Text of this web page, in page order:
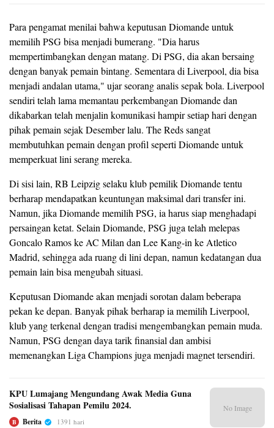
Para pengamat menilai bahwa keputusan Diomande untuk
memilih PSG bisa menjadi bumerang. "Dia harus
mempertimbangkan dengan matang. Di PSG, dia akan bersaing
dengan banyak pemain bintang. Sementara di Liverpool, dia bisa
menjadi andalan utama," ujar seorang analis sepak bola. Liverpool
sendiri telah lama memantau perkembangan Diomande dan
dikabarkan telah menjalin komunikasi hampir setiap hari dengan
pihak pemain sejak Desember lalu. The Reds sangat
membutuhkan pemain dengan profil seperti Diomande untuk
memperkuat lini serang mereka.
Di sisi lain, RB Leipzig selaku klub pemilik Diomande tentu
berharap mendapatkan keuntungan maksimal dari transfer ini.
Namun, jika Diomande memilih PSG, ia harus siap menghadapi
persaingan ketat. Selain Diomande, PSG juga telah melepas
Goncalo Ramos ke AC Milan dan Lee Kang-in ke Atletico
Madrid, sehingga ada ruang di lini depan, namun kedatangan dua
pemain lain bisa mengubah situasi.
Keputusan Diomande akan menjadi sorotan dalam beberapa
pekan ke depan. Banyak pihak berharap ia memilih Liverpool,
klub yang terkenal dengan tradisi mengembangkan pemain muda.
Namun, PSG dengan daya tarik finansial dan ambisi
memenangkan Liga Champions juga menjadi magnet tersendiri.
KPU Lumajang Mengundang Awak Media Guna
Sosialisasi Tahapan Pemilu 2024.
B Berita 1391 hari
No Image